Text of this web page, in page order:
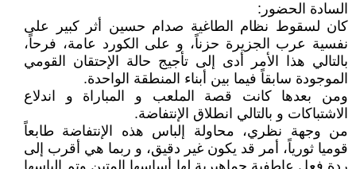
السادة الحضور:
كان لسقوط نظام الطاغية صدام حسين أثر كبير على
نفسية عرب الجزيرة حزناً، و على الكورد عامة، فرحاً،
بالتالي هذا الأمر أدى إلى تأجيج حالة الإحتقان القومي
الموجودة سابقاً فيما بين أبناء المنطقة الواحدة.
ومن بعدها كانت قصة الملعب و المباراة و اندلاع
الاشتباكات و بالتالي انطلاق الإنتفاضة.
من وجهة نظري، محاولة إلباس هذه الإنتفاضة طابعاً
قوميا ثورياً، أمر قد يكون غير دقيق، و ربما هي أقرب إلى